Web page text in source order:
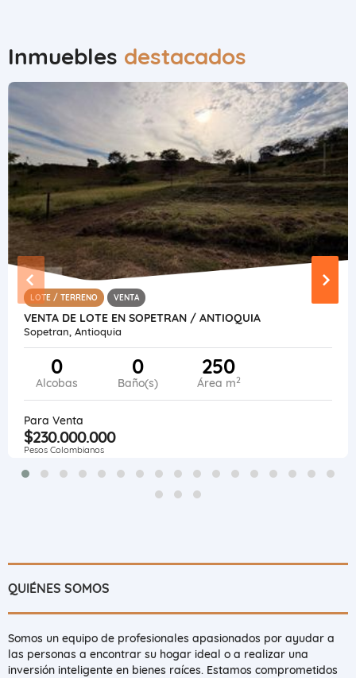
Inmuebles destacados
LOTE / TERRENO VENTA
VENTA DE LOTE EN SOPETRAN / ANTIOQUIA
Sopetran, Antioquia
0
Alcobas
0
Baño(s)
250
Área m2
Para Venta
$230.000.000
Pesos Colombianos
QUIÉNES SOMOS
Somos un equipo de profesionales apasionados por ayudar a
las personas a encontrar su hogar ideal o a realizar una
inversión inteligente en bienes raíces. Estamos comprometidos